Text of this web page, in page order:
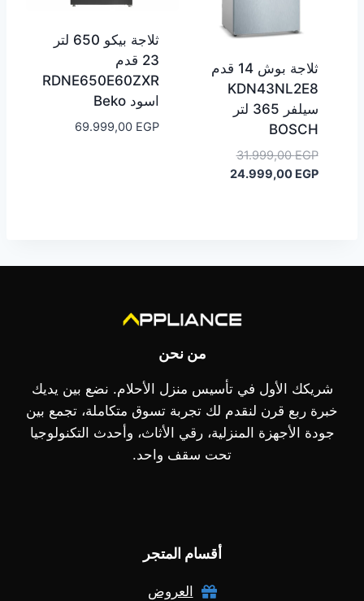
ثلاجة بوش 14 قدم
KDN43NL2E8
سيلفر 365 لتر
BOSCH
31.999,00EGP
السعر
الأصلي24.999,00 EGP
السعر
ثلاجة بيكو 650 لتر
23 قدم
RDNE650E60ZXR
اسود Beko
69.999,00 EGP
من نحن
شريكك الأول في تأسيس منزل الأحلام. نضع بين يديك
خبرة ربع قرن لنقدم لك تجربة تسوق متكاملة، تجمع بين
جودة الأجهزة المنزلية، رقي الأثاث، وأحدث التكنولوجيا
تحت سقف واحد.
أقسام المتجر
العروض